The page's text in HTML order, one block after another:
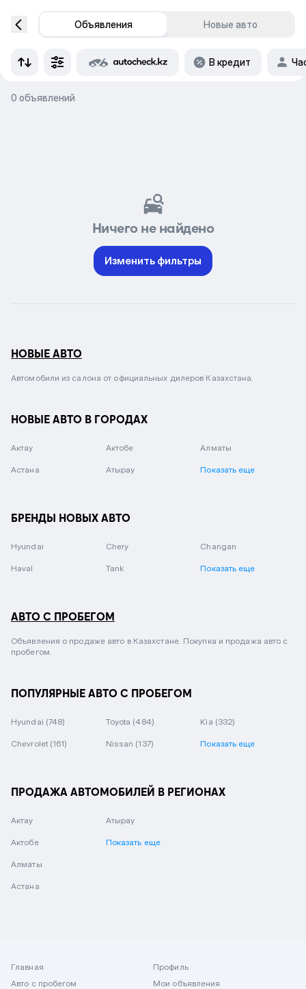
Объявления Новые авто
В кредит
0 объявлений
Ничего не найдено
Изменить фильтры
НОВЫЕ АВТО
Автомобили из салона от официальных дилеров Казахстана.
НОВЫЕ АВТО В ГОРОДАХ
Актау Актобе Алматы
Астана Атырау Показать еще
БРЕНДЫ НОВЫХ АВТО
Hyundai Chery Changan
Haval Tank Показать еще
АВТО С ПРОБЕГОМ
Объявления о продаже авто в Казахстане. Покупка и продажа авто с
пробегом.
ПОПУЛЯРНЫЕ АВТО С ПРОБЕГОМ
Hyundai (748) Toyota (484) Kia (332)
Chevrolet (161) Nissan (137) Показать еще
ПРОДАЖА АВТОМОБИЛЕЙ В РЕГИОНАХ
Актау
Актобе
Алматы
Астана
Атырау
Показать еще
Главная
Авто с пробегом
Профиль
Мои объявления